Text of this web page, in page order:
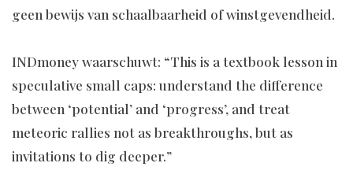
geen bewijs van schaalbaarheid of winstgevendheid.
INDmoney waarschuwt: “This is a textbook lesson in
speculative small caps: understand the difference
between ‘potential’ and ‘progress’, and treat
meteoric rallies not as breakthroughs, but as
invitations to dig deeper.”